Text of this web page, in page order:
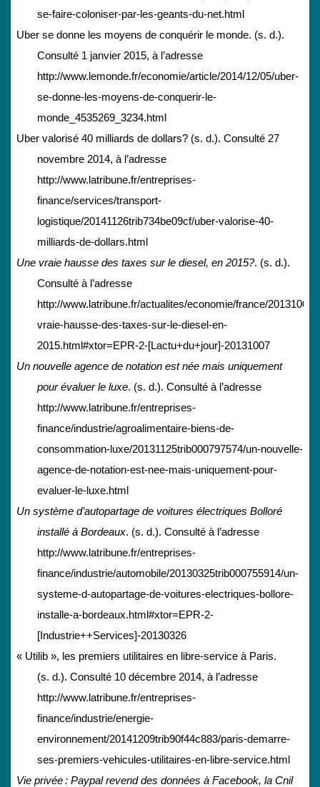
se-faire-coloniser-par-les-geants-du-net.html
Uber se donne les moyens de conquérir le monde. (s. d.).
Consulté 1 janvier 2015, à l’adresse
http://www.lemonde.fr/economie/article/2014/12/05/uber-
se-donne-les-moyens-de-conquerir-le-
monde_4535269_3234.html
Uber valorisé 40 milliards de dollars? (s. d.). Consulté 27
novembre 2014, à l’adresse
http://www.latribune.fr/entreprises-
finance/services/transport-
logistique/20141126trib734be09cf/uber-valorise-40-
milliards-de-dollars.html
Une vraie hausse des taxes sur le diesel, en 2015?. (s. d.).
Consulté à l’adresse
http://www.latribune.fr/actualites/economie/france/
vraie-hausse-des-taxes-sur-le-diesel-en-
2015.html#xtor=EPR-2-[Lactu+du+jour]-20131007
Un nouvelle agence de notation est née mais uniquement
pour évaluer le luxe. (s. d.). Consulté à l’adresse
http://www.latribune.fr/entreprises-
finance/industrie/agroalimentaire-biens-de-
consommation-luxe/20131125trib000797574/un-nouvelle-
agence-de-notation-est-nee-mais-uniquement-pour-
evaluer-le-luxe.html
Un système d’autopartage de voitures électriques Bolloré
installé à Bordeaux. (s. d.). Consulté à l’adresse
http://www.latribune.fr/entreprises-
finance/industrie/automobile/20130325trib000755914/un-
systeme-d-autopartage-de-voitures-electriques-bollore-
installe-a-bordeaux.html#xtor=EPR-2-
[Industrie++Services]-20130326
« Utilib », les premiers utilitaires en libre-service à Paris.
(s. d.). Consulté 10 décembre 2014, à l’adresse
http://www.latribune.fr/entreprises-
finance/industrie/energie-
environnement/20141209trib90f44c883/paris-demarre-
ses-premiers-vehicules-utilitaires-en-libre-service.html
Vie privée : Paypal revend des données à Facebook, la Cnil